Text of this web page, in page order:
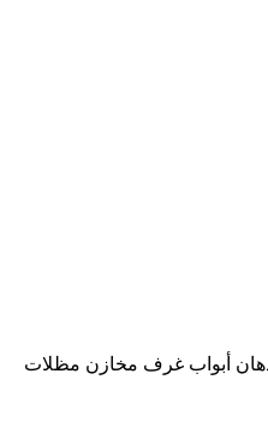
أبواب غرف مخازن مظلات